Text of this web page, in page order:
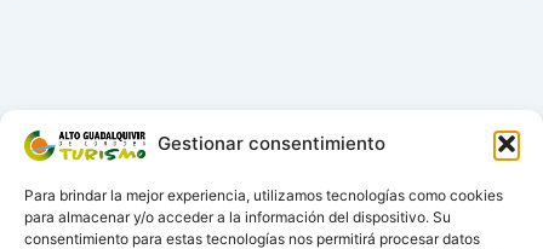
Gestionar consentimiento
Para brindar la mejor experiencia, utilizamos tecnologías como cookies
para almacenar y/o acceder a la información del dispositivo. Su
consentimiento para estas tecnologías nos permitirá procesar datos